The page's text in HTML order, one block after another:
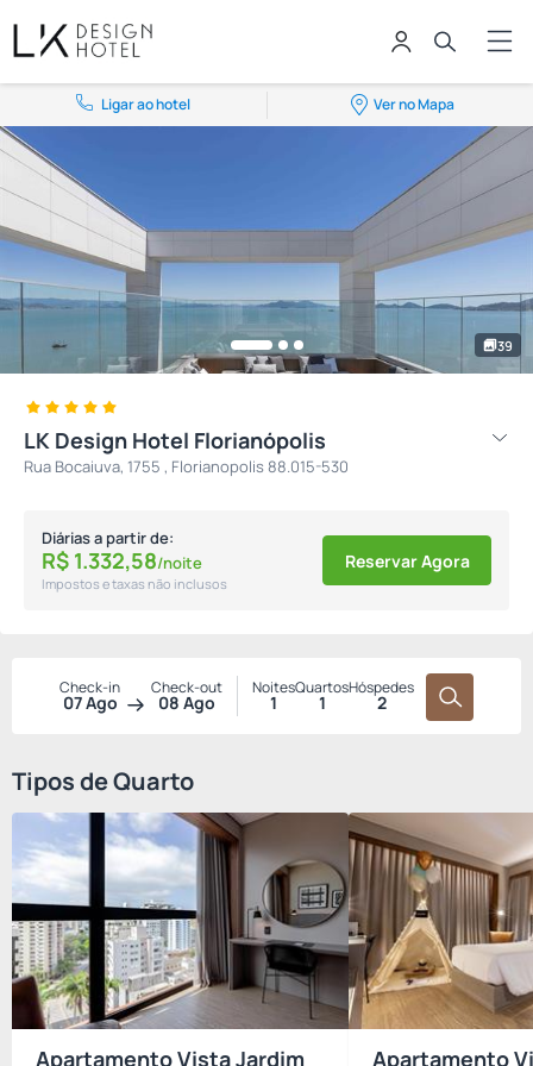
Ligar ao hotel Ver no Mapa
39
LK Design Hotel Florianópolis
Rua Bocaiuva, 1755 , Florianopolis 88.015-530
Diárias a partir de:
R$ 1.332,58/noite
Impostos e taxas não inclusos
Reservar Agora
Check-in
07 Ago
Check-out
08 Ago
Noites
1
Quartos
1
Hóspedes
2
Tipos de Quarto
Apartamento Vista Jardim Apartamento